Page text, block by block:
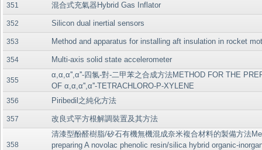
351 混合式充氣器Hybrid Gas Inflator
352 Silicon dual inertial sensors
353 Method and apparatus for installing aft insulation in rocket
354 Multi-axis solid state accelerometer
355
α,α,α'',α''-四氯-對-二甲苯之合成方法METHOD FOR THE
OF α,α,α'',α''-TETRACHLORO-P-XYLENE
356 Piribedil之純化方法
357 改良式平方根解調裝置及其方法
358
清漆型酚醛樹脂/矽石有機無機混成奈米複合材料的製備方法
preparing A novolac phenolic resin/silica hybrid organic-